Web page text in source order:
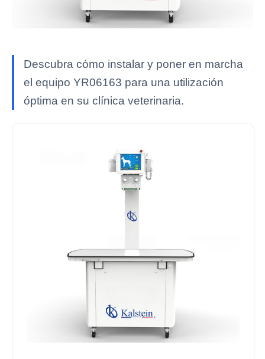
Descubra cómo instalar y poner en marcha
el equipo YR06163 para una utilización
óptima en su clínica veterinaria.